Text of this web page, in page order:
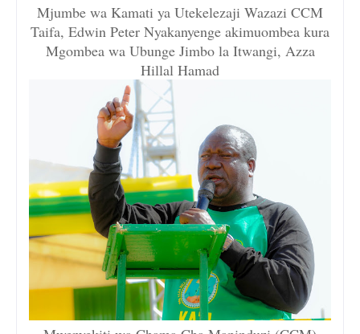
Mjumbe wa Kamati ya Utekelezaji Wazazi CCM
Taifa, Edwin Peter Nyakanyenge akimuombea kura
Mgombea wa Ubunge Jimbo la Itwangi, Azza
Hillal Hamad